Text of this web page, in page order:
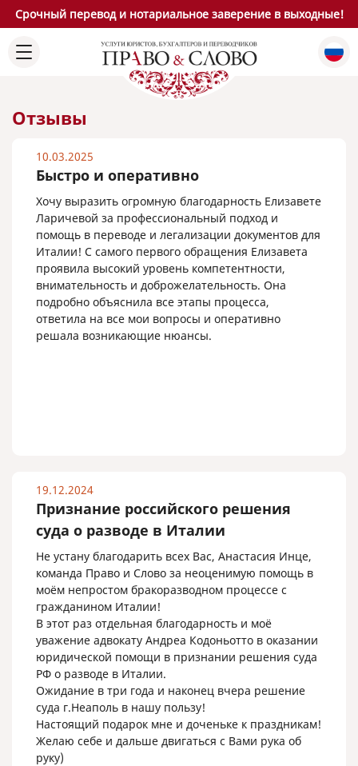
Срочный перевод и нотариальное заверение в выходные!
Отзывы
10.03.2025
Быстро и оперативно
Хочу выразить огромную благодарность Елизавете
Ларичевой за профессиональный подход и
помощь в переводе и легализации документов для
Италии! С самого первого обращения Елизавета
проявила высокий уровень компетентности,
внимательность и доброжелательность. Она
подробно объяснила все этапы процесса,
ответила на все мои вопросы и оперативно
решала возникающие нюансы.
19.12.2024
Признание российского решения
суда о разводе в Италии
Не устану благодарить всех Вас, Анастасия Инце,
команда Право и Слово за неоценимую помощь в
моём непростом бракоразводном процессе с
гражданином Италии!
В этот раз отдельная благодарность и моё
уважение адвокату Андреа Кодоньотто в оказании
юридической помощи в признании решения суда
РФ о разводе в Италии.
Ожидание в три года и наконец вчера решение
суда г.Неаполь в нашу пользу!
Настоящий подарок мне и доченьке к праздникам!
Желаю себе и дальше двигаться с Вами рука об
руку)